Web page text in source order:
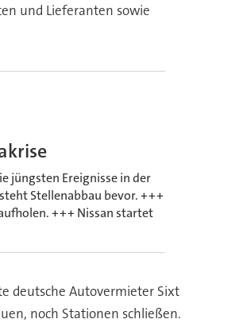
und Lieferanten sowie
jüngsten Ereignisse in der
Stellenabbau bevor. +++
+++ Nissan startet
deutsche Autovermieter Sixt
noch Stationen schließen.